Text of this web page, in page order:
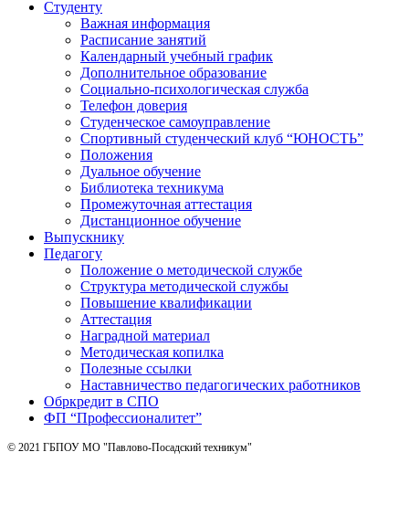
Студенту
Важная информация
Расписание занятий
Календарный учебный график
Дополнительное образование
Социально-психологическая служба
Телефон доверия
Студенческое самоуправление
Спортивный студенческий клуб “ЮНОСТЬ”
Положения
Дуальное обучение
Библиотека техникума
Промежуточная аттестация
Дистанционное обучение
Выпускнику
Педагогу
Положение о методической службе
Структура методической службы
Повышение квалификации
Аттестация
Наградной материал
Методическая копилка
Полезные ссылки
Наставничество педагогических работников
Обркредит в СПО
ФП “Профессионалитет”
© 2021 ГБПОУ МО "Павлово-Посадский техникум"